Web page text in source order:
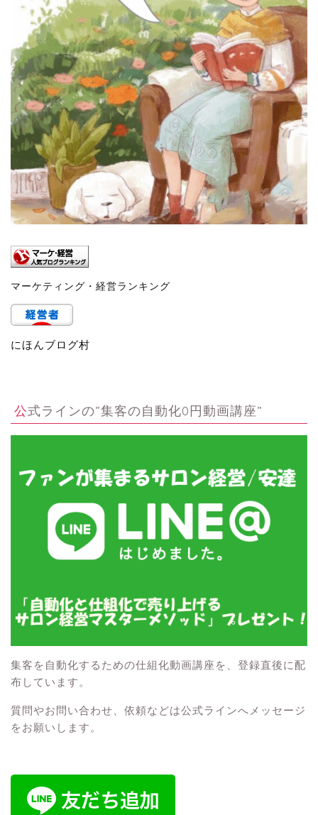
マーケティング・経営ランキング
にほんブログ村
公式ラインの”集客の自動化0円動画講座”
集客を自動化するための仕組化動画講座を、登録直後に配
布しています。
質問やお問い合わせ、依頼などは公式ラインへメッセージ
をお願いします。